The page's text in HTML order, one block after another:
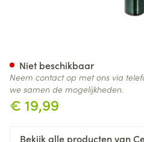
€ 19,99
Niet beschikbaar
Neem contact op met ons via
we samen de mogelijkheden.
Bekijk alle producten van